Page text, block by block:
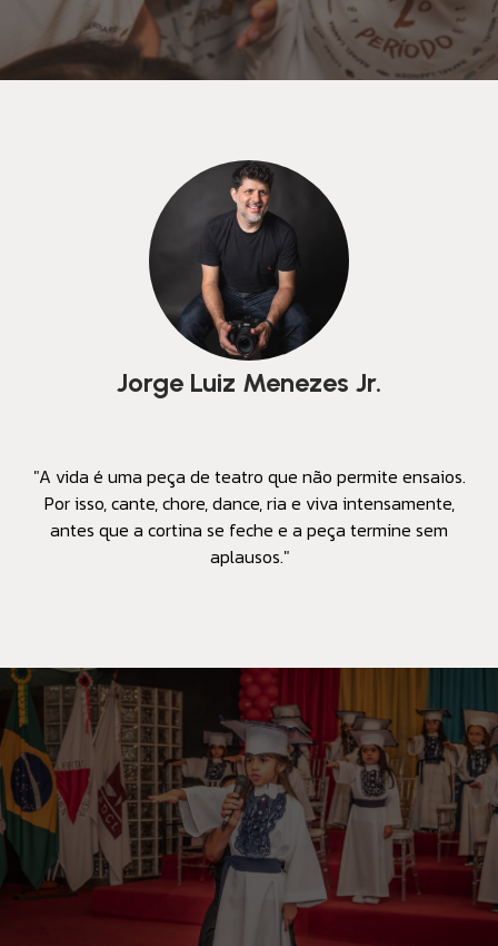
Jorge Luiz Menezes Jr.
"A vida é uma peça de teatro que não permite ensaios.
Por isso, cante, chore, dance, ria e viva intensamente,
antes que a cortina se feche e a peça termine sem
aplausos."